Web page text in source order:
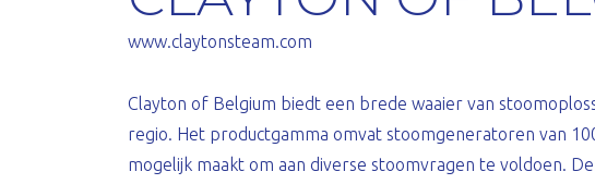
www.claytonsteam.com
Clayton of Belgium biedt een brede waaier van
regio. Het productgamma omvat stoomgeneratoren van
mogelijk maakt om aan diverse stoomvragen te voldoen.